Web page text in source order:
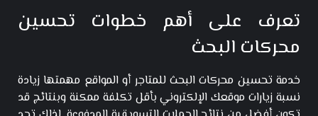
تعرف على أهم خطوات تحسين
محركات البحث
خدمة تحسين محركات البحث للمتاجر أو المواقع مهمتها زيادة
نسبة زيارات موقعك الإلكتروني بأقل تكلفة ممكنة وبنتائج قد